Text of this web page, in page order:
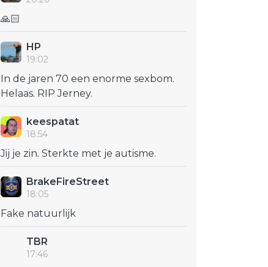
🙏🏻
HP
19:02
In de jaren 70 een enorme sexbom.
Helaas. RIP Jerney.
keespatat
18:54
Jij je zin. Sterkte met je autisme.
BrakeFireStreet
18:05
Fake natuurlijk
TBR
17:46